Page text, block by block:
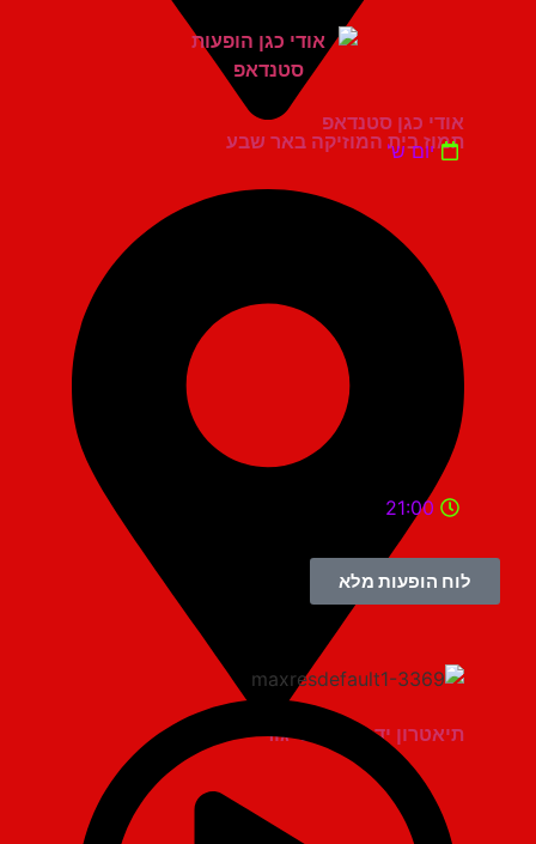
תמוז בית המוזיקה באר שבע
אודי כגן סטנדאפ
יום ש'
תיאטרון יד למגינים יגור
21:00
לוח הופעות מלא